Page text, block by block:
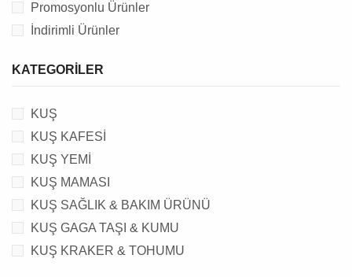
Promosyonlu Ürünler
İndirimli Ürünler
KATEGORILER
KUŞ
KUŞ KAFESİ
KUŞ YEMİ
KUŞ MAMASI
KUŞ SAĞLIK & BAKIM ÜRÜNÜ
KUŞ GAGA TAŞI & KUMU
KUŞ KRAKER & TOHUMU